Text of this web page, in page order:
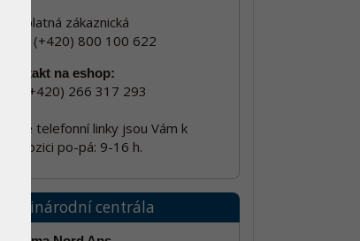
bezplatná zákaznická
linka: (+420) 800 100 622
Kontakt na eshop:
tel: (+420) 266 317 293
Naše telefonní linky jsou Vám k
dispozici po-pá: 9-16 h.
Mezinárodní centrála